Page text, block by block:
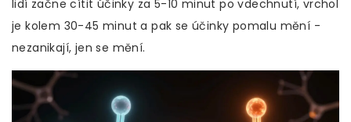
lidí začne cítit účinky za 5-10 minut po vdechnutí, vrchol
je kolem 30-45 minut a pak se účinky pomalu mění -
nezanikají, jen se mění.